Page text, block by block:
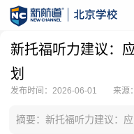
新托福听力建议：
划
发布时间：2026-06-01 来源
摘要：新托福听力建议：